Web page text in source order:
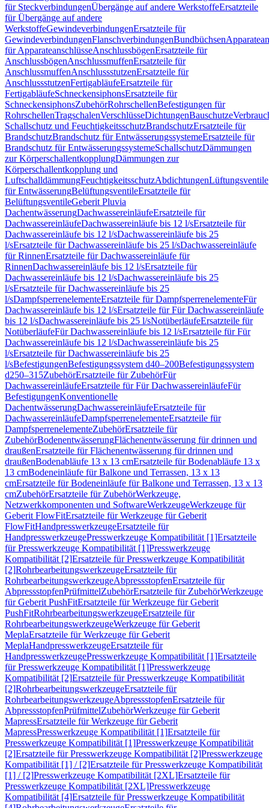
für SteckverbindungenÜbergänge auf andere WerkstoffeErsatzteile
für Übergänge auf andere
WerkstoffeGewindeverbindungenErsatzteile für
GewindeverbindungenFlanschverbindungenBundbüchsen
für ApparateanschlüsseAnschlussbögenErsatzteile für
AnschlussbögenAnschlussmuffenErsatzteile für
AnschlussmuffenAnschlussstutzenErsatzteile für
AnschlussstutzenFertigabläufeErsatzteile für
FertigabläufeSchneckensiphonsErsatzteile für
SchneckensiphonsZubehörRohrschellenBefestigungen für
RohrschellenTragschalenVerschlüsseDichtungenBauschutze
Schallschutz und FeuchtigkeitsschutzBrandschutzErsatzteile für
BrandschutzBrandschutz für EntwässerungssystemeErsatzteile für
Brandschutz für EntwässerungssystemeSchallschutzDämmungen
zur KörperschallentkopplungDämmungen zur
Körperschallentkopplung und
LuftschalldämmungFeuchtigkeitsschutzAbdichtungenLüftungsventile
für EntwässerungBelüftungsventileErsatzteile für
BelüftungsventileGeberit Pluvia
DachentwässerungDachwassereinläufeErsatzteile für
DachwassereinläufeDachwassereinläufe bis 12 l/sErsatzteile für
Dachwassereinläufe bis 12 l/sDachwassereinläufe bis 25
l/sErsatzteile für Dachwassereinläufe bis 25 l/sDachwassereinläufe
für RinnenErsatzteile für Dachwassereinläufe für
RinnenDachwassereinläufe bis 12 l/sErsatzteile für
Dachwassereinläufe bis 12 l/sDachwassereinläufe bis 25
l/sErsatzteile für Dachwassereinläufe bis 25
l/sDampfsperrenelementeErsatzteile für DampfsperrenelementeFür
Dachwassereinläufe bis 12 l/sErsatzteile für Für Dachwassereinläufe
bis 12 l/sDachwassereinläufe bis 25 l/sNotüberläufeErsatzteile für
NotüberläufeFür Dachwassereinläufe bis 12 l/sErsatzteile für Für
Dachwassereinläufe bis 12 l/sDachwassereinläufe bis 25
l/sErsatzteile für Dachwassereinläufe bis 25
l/sBefestigungenBefestigungssystem d40–200Befestigungssystem
d250–315ZubehörErsatzteile für ZubehörFür
DachwassereinläufeErsatzteile für Für DachwassereinläufeFür
BefestigungenKonventionelle
DachentwässerungDachwassereinläufeErsatzteile für
DachwassereinläufeDampfsperrenelementeErsatzteile für
DampfsperrenelementeZubehörErsatzteile für
ZubehörBodenentwässerungFlächenentwässerung für drinnen und
draußenErsatzteile für Flächenentwässerung für drinnen und
draußenBodenabläufe 13 x 13 cmErsatzteile für Bodenabläufe 13 x
13 cmBodeneinläufe für Balkone und Terrassen, 13 x 13
cmErsatzteile für Bodeneinläufe für Balkone und Terrassen, 13 x 13
cmZubehörErsatzteile für ZubehörWerkzeuge,
Netzwerkkomponenten und SoftwareWerkzeugeWerkzeuge für
Geberit FlowFitErsatzteile für Werkzeuge für Geberit
FlowFitHandpresswerkzeugeErsatzteile für
HandpresswerkzeugePresswerkzeuge Kompatibilität [1]Ersatzteile
für Presswerkzeuge Kompatibilität [1]Presswerkzeuge
Kompatibilität [2]Ersatzteile für Presswerkzeuge Kompatibilität
[2]RohrbearbeitungswerkzeugeErsatzteile für
RohrbearbeitungswerkzeugeAbpressstopfenErsatzteile für
AbpressstopfenPrüfmittelZubehörErsatzteile für ZubehörWerkzeuge
für Geberit PushFitErsatzteile für Werkzeuge für Geberit
PushFitRohrbearbeitungswerkzeugeErsatzteile für
RohrbearbeitungswerkzeugeWerkzeuge für Geberit
MeplaErsatzteile für Werkzeuge für Geberit
MeplaHandpresswerkzeugeErsatzteile für
HandpresswerkzeugePresswerkzeuge Kompatibilität [1]Ersatzteile
für Presswerkzeuge Kompatibilität [1]Presswerkzeuge
Kompatibilität [2]Ersatzteile für Presswerkzeuge Kompatibilität
[2]RohrbearbeitungswerkzeugeErsatzteile für
RohrbearbeitungswerkzeugeAbpressstopfenErsatzteile für
AbpressstopfenPrüfmittelZubehörWerkzeuge für Geberit
MapressErsatzteile für Werkzeuge für Geberit
MapressPresswerkzeuge Kompatibilität [1]Ersatzteile für
Presswerkzeuge Kompatibilität [1]Presswerkzeuge Kompatibilität
[2]Ersatzteile für Presswerkzeuge Kompatibilität [2]Presswerkzeuge
Kompatibilität [1] / [2]Ersatzteile für Presswerkzeuge Kompatibilität
[1] / [2]Presswerkzeuge Kompatibilität [2XL]Ersatzteile für
Presswerkzeuge Kompatibilität [2XL]Presswerkzeuge
Kompatibilität [4]Ersatzteile für Presswerkzeuge Kompatibilität